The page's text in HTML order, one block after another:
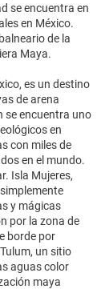
se encuentra en
en México.
de la
Maya.
es un destino
de arena
se encuentra uno
en
con miles de
en el mundo.
Isla Mujeres,
y mágicas
por la zona de
borde por
un sitio
aguas color
maya